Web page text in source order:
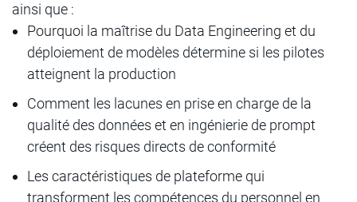
ainsi que :
Pourquoi la maîtrise du Data Engineering et du
déploiement de modèles détermine si les pilotes
atteignent la production
Comment les lacunes en prise en charge de la
qualité des données et en ingénierie de prompt
créent des risques directs de conformité
Les caractéristiques de plateforme qui
transforment les compétences du personnel en